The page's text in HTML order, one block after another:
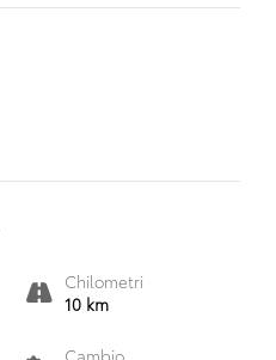
Chilometri
10 km
Cambio